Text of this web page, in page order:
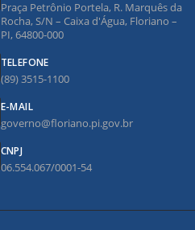
Praça Petrônio Portela, R. Marquês da
Rocha, S/N – Caixa d'Água, Floriano –
PI, 64800-000
TELEFONE
(89) 3515-1100
E-MAIL
governo@floriano.pi.gov.br
CNPJ
06.554.067/0001-54